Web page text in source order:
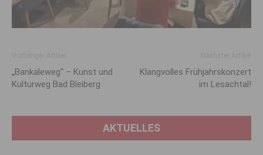
„Bankaleweg“ – Kunst und
Kulturweg Bad Bleiberg
Klangvolles Frühjahrskonzert
im Lesachtal!
AKTUELLES